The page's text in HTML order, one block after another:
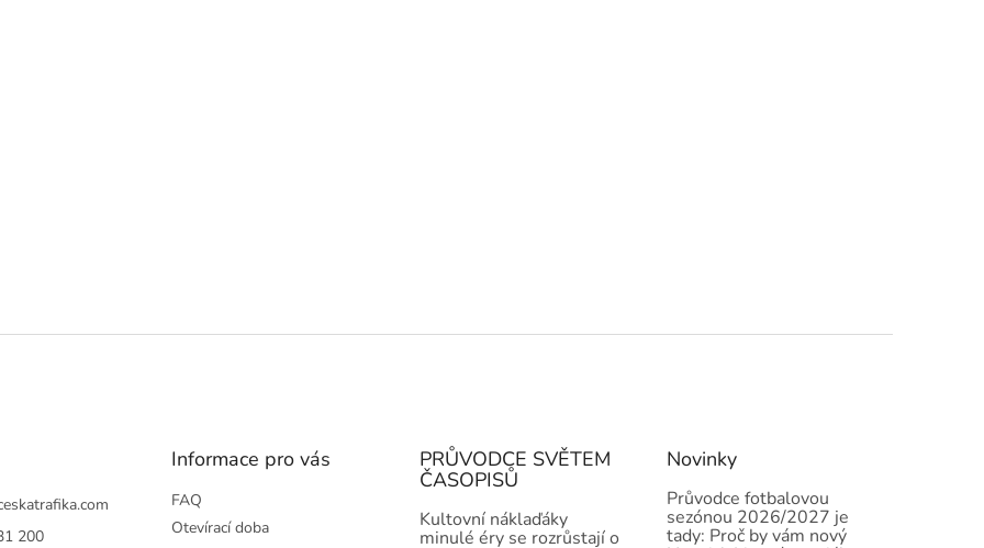
200
Informace pro vás
FAQ
Otevírací doba
PRŮVODCE SVĚTEM
ČASOPISŮ
Kultovní náklaďáky
minulé éry se rozrůstají o
Novinky
Průvodce fotbalovou
sezónou 2026/2027 je
tady: Proč by vám nový